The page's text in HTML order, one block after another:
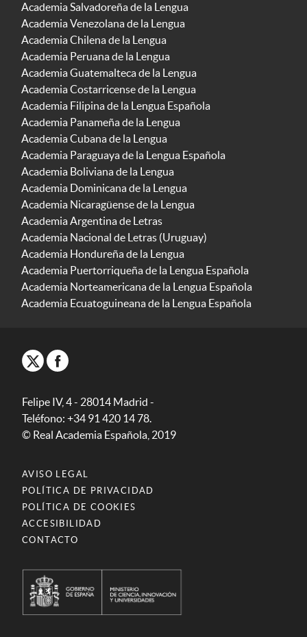
Academia Salvadoreña de la Lengua
Academia Venezolana de la Lengua
Academia Chilena de la Lengua
Academia Peruana de la Lengua
Academia Guatemalteca de la Lengua
Academia Costarricense de la Lengua
Academia Filipina de la Lengua Española
Academia Panameña de la Lengua
Academia Cubana de la Lengua
Academia Paraguaya de la Lengua Española
Academia Boliviana de la Lengua
Academia Dominicana de la Lengua
Academia Nicaragüense de la Lengua
Academia Argentina de Letras
Academia Nacional de Letras (Uruguay)
Academia Hondureña de la Lengua
Academia Puertorriqueña de la Lengua Española
Academia Norteamericana de la Lengua Española
Academia Ecuatoguineana de la Lengua Española
Felipe IV, 4 - 28014 Madrid -
Teléfono: +34 91 420 14 78.
© Real Academia Española, 2019
AVISO LEGAL
POLÍTICA DE PRIVACIDAD
POLÍTICA DE COOKIES
ACCESIBILIDAD
CONTACTO